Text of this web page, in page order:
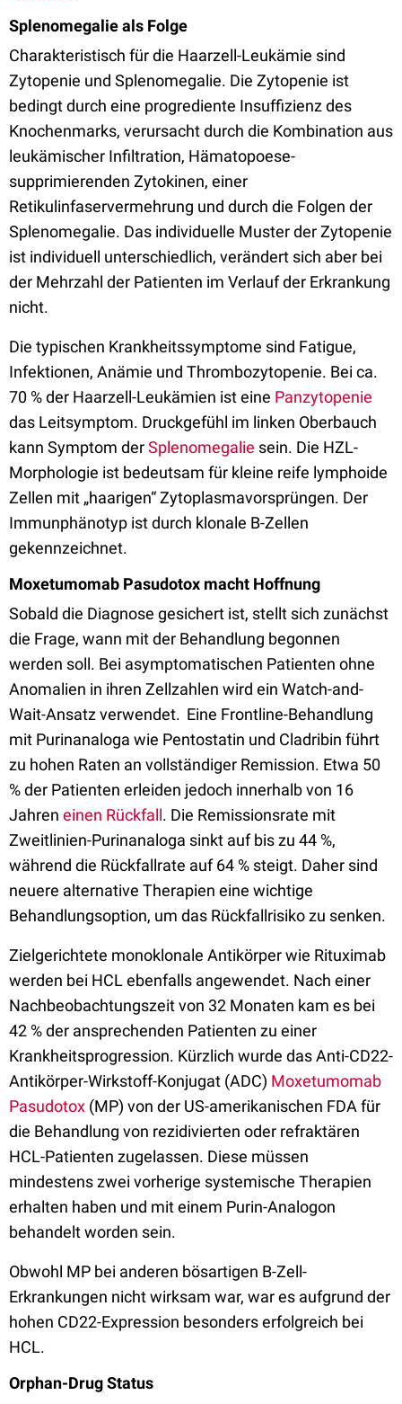
Splenomegalie als Folge
Charakteristisch für die Haarzell-Leukämie sind
Zytopenie und Splenomegalie. Die Zytopenie ist
bedingt durch eine progrediente Insuffizienz des
Knochenmarks, verursacht durch die Kombination aus
leukämischer Infiltration, Hämatopoese-
supprimierenden Zytokinen, einer
Retikulinfaservermehrung und durch die Folgen der
Splenomegalie. Das individuelle Muster der Zytopenie
ist individuell unterschiedlich, verändert sich aber bei
der Mehrzahl der Patienten im Verlauf der Erkrankung
nicht.
Die typischen Krankheitssymptome sind Fatigue,
Infektionen, Anämie und Thrombozytopenie. Bei ca.
70 % der Haarzell-Leukämien ist eine Panzytopenie
das Leitsymptom. Druckgefühl im linken Oberbauch
kann Symptom derSplenomegalie sein. Die HZL-
Morphologie ist bedeutsam für kleine reife lymphoide
Zellen mit „haarigen“ Zytoplasmavorsprüngen. Der
Immunphänotyp ist durch klonale B-Zellen
gekennzeichnet.
Moxetumomab Pasudotox macht Hoffnung
Sobald die Diagnose gesichert ist, stellt sich zunächst
die Frage, wann mit der Behandlung begonnen
werden soll. Bei asymptomatischen Patienten ohne
Anomalien in ihren Zellzahlen wird ein Watch-and-
Wait-Ansatz verwendet. Eine Frontline-Behandlung
mit Purinanaloga wie Pentostatin und Cladribin führt
zu hohen Raten an vollständiger Remission. Etwa 50
% der Patienten erleiden jedoch innerhalb von 16
Jahren einen Rückfall. Die Remissionsrate mit
Zweitlinien-Purinanaloga sinkt auf bis zu 44 %,
während die Rückfallrate auf 64 % steigt. Daher sind
neuere alternative Therapien eine wichtige
Behandlungsoption, um das Rückfallrisiko zu senken.
Zielgerichtete monoklonale Antikörper wie Rituximab
werden bei HCL ebenfalls angewendet. Nach einer
Nachbeobachtungszeit von 32 Monaten kam es bei
42 % der ansprechenden Patienten zu einer
Krankheitsprogression. Kürzlich wurde das Anti-CD22-
Antikörper-Wirkstoff-Konjugat (ADC) Moxetumomab
Pasudotox (MP) von der US-amerikanischen FDA für
die Behandlung von rezidivierten oder refraktären
HCL-Patienten zugelassen. Diese müssen
mindestens zwei vorherige systemische Therapien
erhalten haben und mit einem Purin-Analogon
behandelt worden sein.
Obwohl MP bei anderen bösartigen B-Zell-
Erkrankungen nicht wirksam war, war es aufgrund der
hohen CD22-Expression besonders erfolgreich bei
HCL.
Orphan-Drug Status